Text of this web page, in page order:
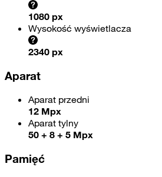
1080 px
Wysokość wyświetlacza
2340 px
Aparat
Aparat przedni
12 Mpx
Aparat tylny
50 + 8 + 5 Mpx
Pamięć